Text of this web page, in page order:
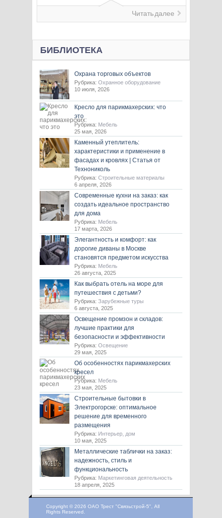
Читать далее
БИБЛИОТЕКА
Охрана торговых объектов
Рубрика: Охранное оборудование
10 июля, 2026
Кресло для парикмахерских: что
это
Рубрика: Мебель
25 мая, 2026
Каменный утеплитель:
характеристики и применение в
фасадах и кровлях | Статья от
Технониколь
Рубрика: Строительные материалы
6 апреля, 2026
Современные кухни на заказ: как
создать идеальное пространство
для дома
Рубрика: Мебель
17 марта, 2026
Элегантность и комфорт: как
дорогие диваны в Москве
становятся предметом искусства
Рубрика: Мебель
26 августа, 2025
Как выбрать отель на море для
путешествия с детьми?
Рубрика: Зарубежные туры
6 августа, 2025
Освещение промзон и складов:
лучшие практики для
безопасности и эффективности
Рубрика: Освещение
29 мая, 2025
Об особенностях парикмахерских
кресел
Рубрика: Мебель
23 мая, 2025
Строительные бытовки в
Электрогорске: оптимальное
решение для временного
размещения
Рубрика: Интерьер, дом
10 мая, 2025
Металлические таблички на заказ:
надежность, стиль и
функциональность
Рубрика: Маркетинговая деятельность
18 апреля, 2025
Copyright © 2026 ОАО Трест "Связьстрой-5", All
Rights Reserved.